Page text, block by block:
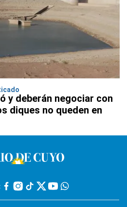
y deberán negociar con
diques no queden en